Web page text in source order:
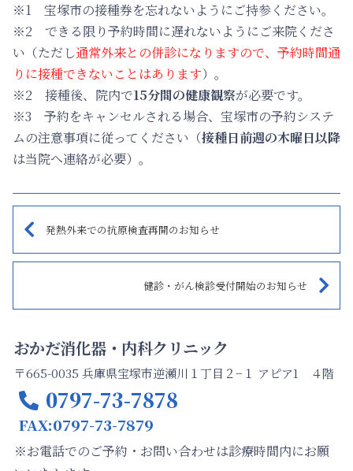
※1 宝塚市の接種券を忘れないようにご持参ください。
※2 できる限り予約時間に遅れないようにご来院くださ
い（ただし通常外来との併診になりますので、予約時間通
りに接種できないことはあります）。
※2 接種後、院内で15分間の健康観察が必要です。
※3 予約をキャンセルされる場合、宝塚市の予約システ
ムの注意事項に従ってください（接種日前週の木曜日以降
は当院へ連絡が必要）。
発熱外来での抗原検査再開のお知らせ
健診・がん検診受付開始のお知らせ
おかだ消化器・内科クリニック
〒665-0035 兵庫県宝塚市逆瀬川１丁目２−１ アピア1 ４階
0797-73-7878
FAX:0797-73-7879
※お電話でのご予約・お問い合わせは診療時間内にお願